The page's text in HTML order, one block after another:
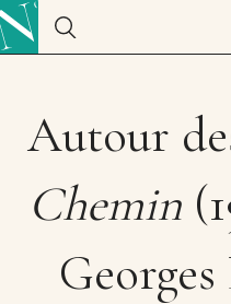
Autour
Chemin